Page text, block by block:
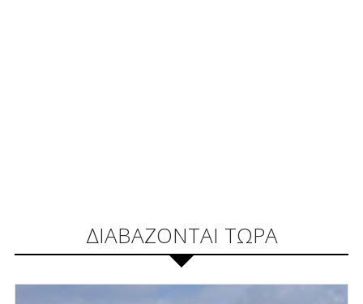
ΔΙΑΒΑΖΟΝΤΑΙ ΤΩΡΑ